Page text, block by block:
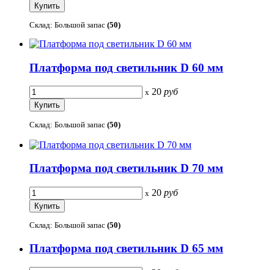
Склад: Большой запас (50)
Платформа под светильник D 60 мм
x 20 руб
Склад: Большой запас (50)
Платформа под светильник D 70 мм
x 20 руб
Склад: Большой запас (50)
Платформа под светильник D 65 мм